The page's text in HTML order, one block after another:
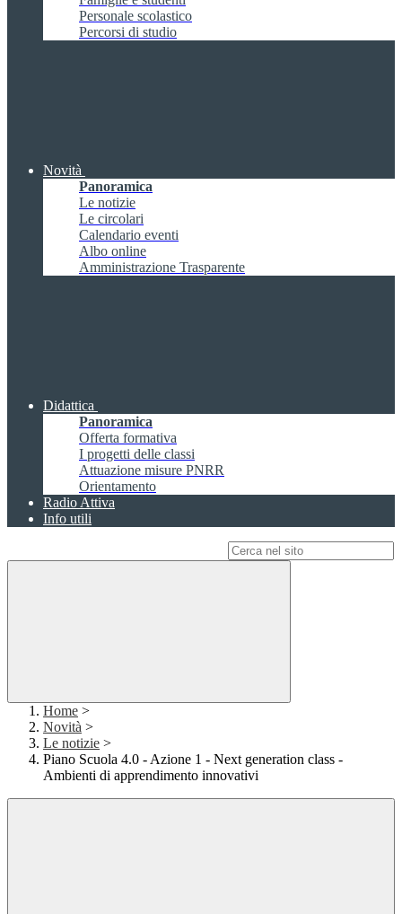
Personale scolastico
Percorsi di studio
Novità
Panoramica
Le notizie
Le circolari
Calendario eventi
Albo online
Amministrazione Trasparente
Didattica
Panoramica
Offerta formativa
I progetti delle classi
Attuazione misure PNRR
Orientamento
Radio Attiva
Info utili
Home >
Novità >
Le notizie >
Piano Scuola 4.0 - Azione 1 - Next generation class -
Ambienti di apprendimento innovativi